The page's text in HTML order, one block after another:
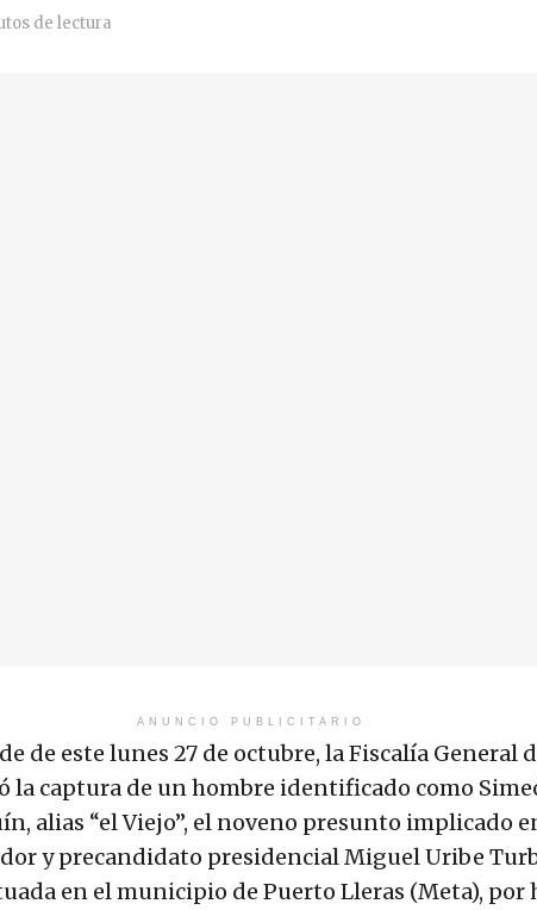
de lectura
ANUNCIO PUBLICITARIO
de este lunes 27 de octubre, la Fiscalía General
la captura de un hombre identificado como
alias “el Viejo”, el noveno presunto implicado
y precandidato presidencial Miguel Uribe
en el municipio de Puerto Lleras (Meta), por